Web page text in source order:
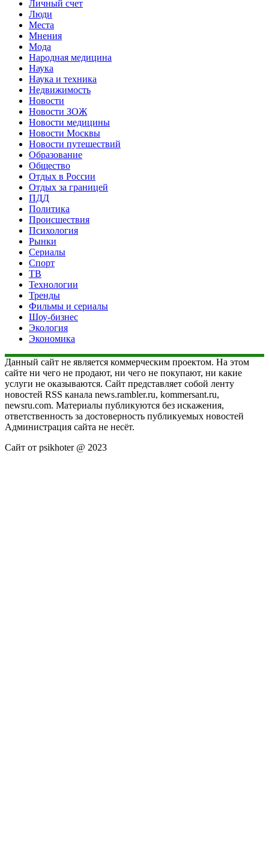
Личный счет
Люди
Места
Мнения
Мода
Народная медицина
Наука
Наука и техника
Недвижимость
Новости
Новости ЗОЖ
Новости медицины
Новости Москвы
Новости путешествий
Образование
Общество
Отдых в России
Отдых за границей
ПДД
Политика
Происшествия
Психология
Рынки
Сериалы
Спорт
ТВ
Технологии
Тренды
Фильмы и сериалы
Шоу-бизнес
Экология
Экономика
Данный сайт не является коммерческим проектом. На этом
сайте ни чего не продают, ни чего не покупают, ни какие
услуги не оказываются. Сайт представляет собой ленту
новостей RSS канала news.rambler.ru, kommersant.ru,
newsru.com. Материалы публикуются без искажения,
ответственность за достоверность публикуемых новостей
Администрация сайта не несёт.
Сайт от psikhoter @ 2023